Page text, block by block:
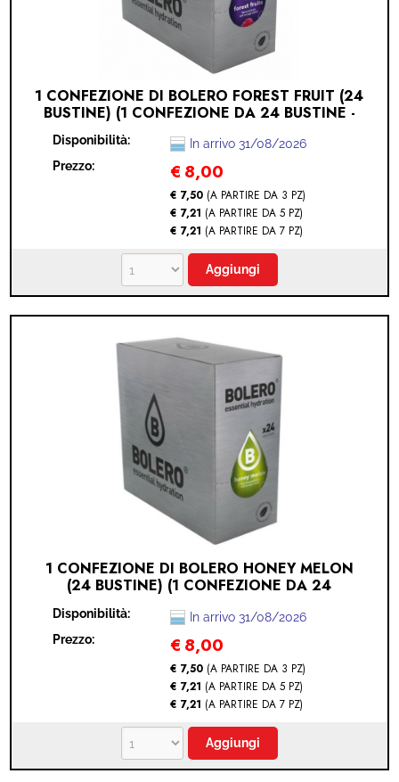
1 CONFEZIONE DI BOLERO FOREST FRUIT (24
BUSTINE) (1 CONFEZIONE DA 24 BUSTINE -
Disponibilità:
In arrivo 31/08/2026
Prezzo:
€ 8,00
€ 7,50 (A PARTIRE DA 3 PZ)
€ 7,21 (A PARTIRE DA 5 PZ)
€ 7,21 (A PARTIRE DA 7 PZ)
1 CONFEZIONE DI BOLERO HONEY MELON
(24 BUSTINE) (1 CONFEZIONE DA 24
Disponibilità:
In arrivo 31/08/2026
Prezzo:
€ 8,00
€ 7,50 (A PARTIRE DA 3 PZ)
€ 7,21 (A PARTIRE DA 5 PZ)
€ 7,21 (A PARTIRE DA 7 PZ)